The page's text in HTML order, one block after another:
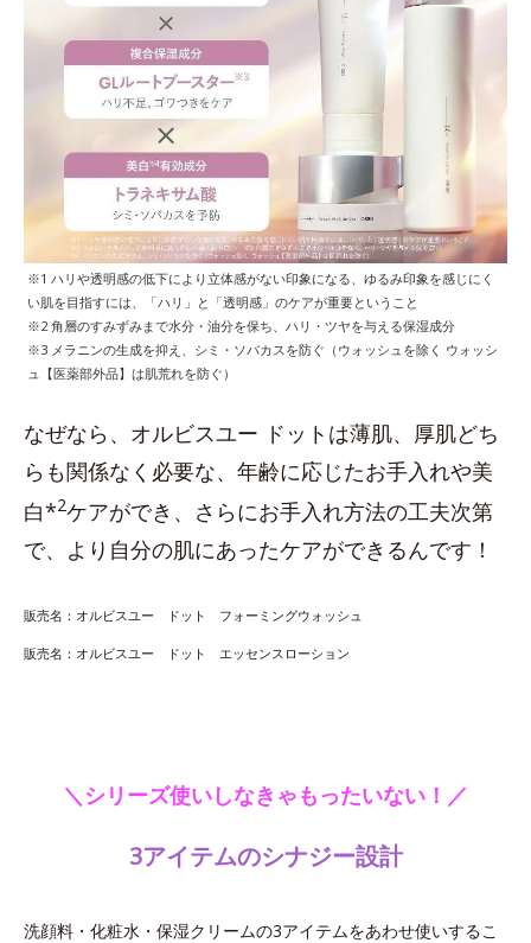
※1 ハリや透明感の低下により立体感がない印象になる、ゆるみ印象を感じにく
い肌を目指すには、「ハリ」と「透明感」のケアが重要ということ
※2 角層のすみずみまで水分・油分を保ち、ハリ・ツヤを与える保湿成分
※3 メラニンの生成を抑え、シミ・ソバカスを防ぐ（ウォッシュを除く ウォッシ
ュ【医薬部外品】は肌荒れを防ぐ）
なぜなら、オルビスユー ドットは薄肌、厚肌どち
らも関係なく必要な、年齢に応じたお手入れや美
白*2ケアができ、さらにお手入れ方法の工夫次第
で、より自分の肌にあったケアができるんです！
販売名：オルビスユー ドット フォーミングウォッシュ
販売名：オルビスユー ドット エッセンスローション
＼シリーズ使いしなきゃもったいない！／
3アイテムのシナジー設計
洗顔料・化粧水・保湿クリームの3アイテムをあわせ使いするこ